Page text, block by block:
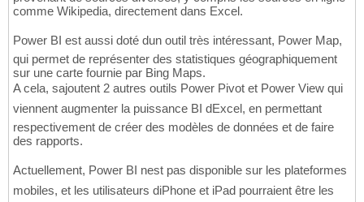
comme Wikipedia, directement dans Excel.
Power BI est aussi doté dun outil très intéressant, Power Map,
qui permet de représenter des statistiques géographiquement
sur une carte fournie par Bing Maps.
A cela, sajoutent 2 autres outils Power Pivot et Power View qui
viennent augmenter la puissance BI dExcel, en permettant
respectivement de créer des modèles de données et de faire
des rapports.
Actuellement, Power BI nest pas disponible sur les plateformes
mobiles, et les utilisateurs diPhone et iPad pourraient être les